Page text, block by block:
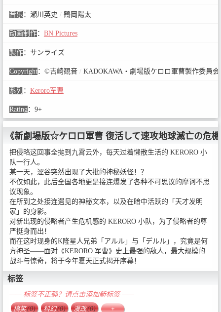
音乐 ： 瀬川英史 /鶴岡陽太
动画制作： BN Pictures
製作： サンライズ
Copyright： ©吉崎観音 /KADOKAWA・劇場版ケロロ軍曹製作委員会
系列 ： Keroro军曹
Rating： 9+
《新劇場版☆ケロロ軍曹 復活して速攻地球滅亡の危
把侵略这回事全抛到九霄云外，每天过着懒散生活的 KERORO 小
队一行人。
某一天，涩谷突然出现了大批的神秘妖怪！？
不仅如此，此后全国各地更是接连爆发了各种不可思议的摩诃不思
议现象。
在所到之处接连遇见的神秘文本，以及在暗中活跃的「天才发明
家」的身影。
对新出现的侵略者产生危机感的 KERORO 小队，为了侵略者的尊
严挺身而出！
而在这时现身的K隆星人兄弟「アルル」与「デルル」，究竟是何
方神圣——面对《KERORO 军曹》史上最强的敌人，最大规模的
战斗与惊奇，将于今年夏天正式揭开序幕！
标签
—— 标签不正确？请点击添加新标签 ——
搞笑(0) 科幻(0) 漫改(0) +